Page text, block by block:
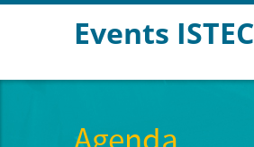
Events ISTEC